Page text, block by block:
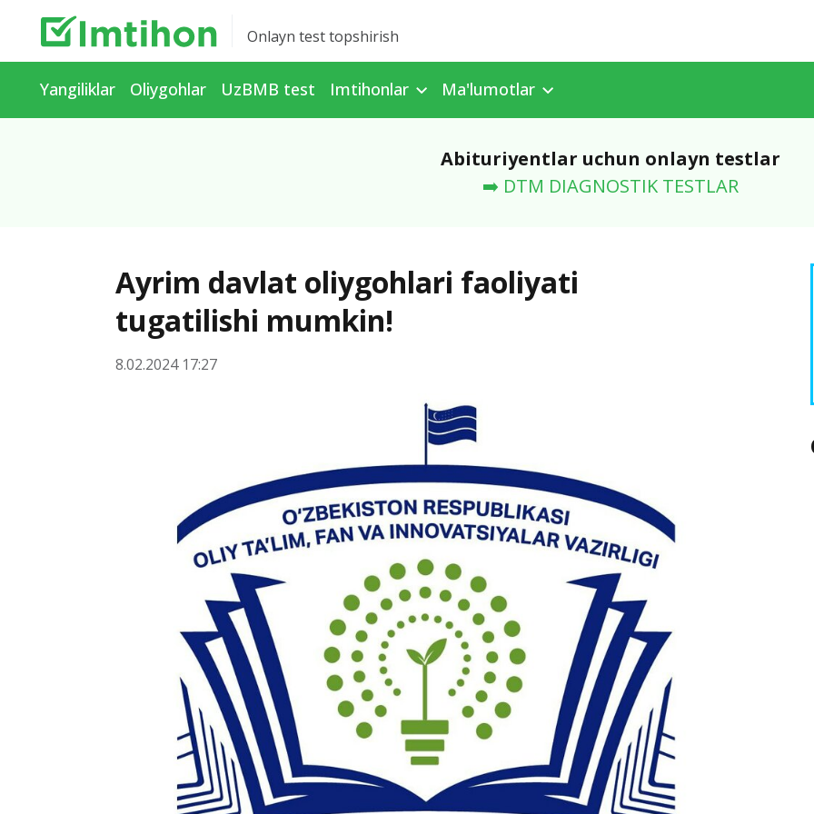
Onlayn test topshirish
Yangiliklar Oliygohlar UzBMB test Imtihonlar Ma'lumotlar
Abituriyentlar uchun onlayn testlar
➡️ DTM DIAGNOSTIK TESTLAR
Ayrim davlat oliygohlari faoliyati
tugatilishi mumkin!
8.02.2024 17:27